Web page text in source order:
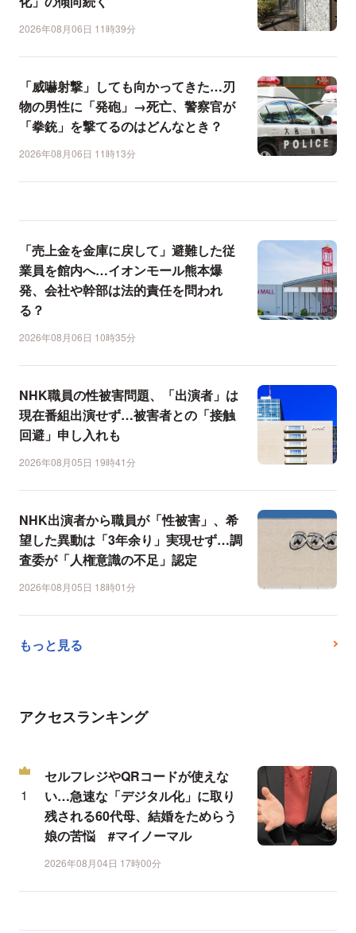
2026年08月06日 11時39分
「威嚇射撃」しても向かってきた…刃
物の男性に「発砲」→死亡、警察官が
「拳銃」を撃てるのはどんなとき？
2026年08月06日 11時13分
「売上金を金庫に戻して」避難した従
業員を館内へ…イオンモール熊本爆
発、会社や幹部は法的責任を問われ
る？
2026年08月06日 10時35分
NHK職員の性被害問題、「出演者」は
現在番組出演せず…被害者との「接触
回避」申し入れも
2026年08月05日 19時41分
NHK出演者から職員が「性被害」、希
望した異動は「3年余り」実現せず…調
査委が「人権意識の不足」認定
2026年08月05日 18時01分
もっと見る
アクセスランキング
セルフレジやQRコードが使えな
い…急速な「デジタル化」に取り
残される60代母、結婚をためらう
娘の苦悩 #マイノーマル
2026年08月04日 17時00分